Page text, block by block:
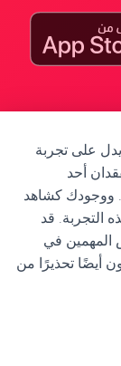
على تجربة
أحد
ووجودك كشاهد
التجربة. قد
المهمين في
أيضًا تحذيرًا من